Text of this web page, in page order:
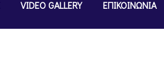
VIDEO GALLERY ΕΠΙΚΟΙΝΩΝΙΑ